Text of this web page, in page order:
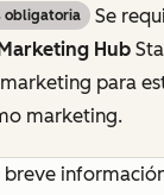
obligatoria
Se
Marketing Hub
para
marketing.
breve